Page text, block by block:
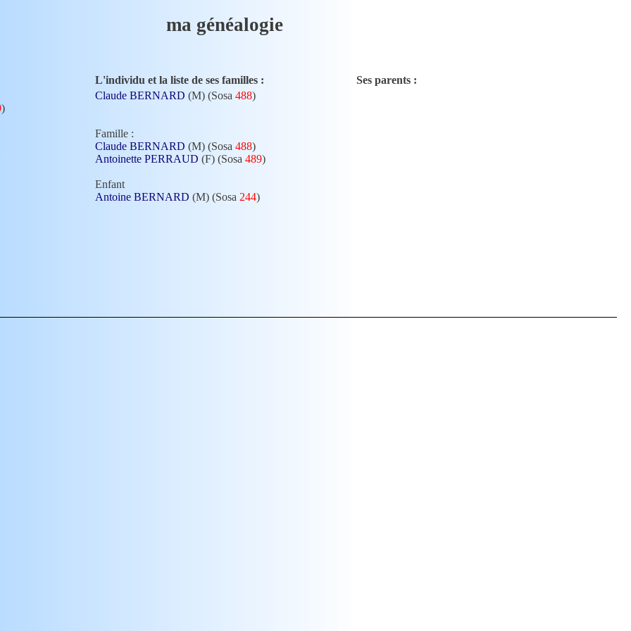
ma généalogie
L'individu et la liste de ses familles :
Ses parents :
)
Claude BERNARD (M) (Sosa 488)
Famille :
Claude BERNARD (M) (Sosa 488)
Antoinette PERRAUD (F) (Sosa 489)
Enfant
Antoine BERNARD (M) (Sosa 244)